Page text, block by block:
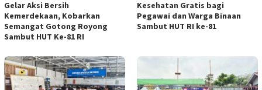
Gelar Aksi Bersih
Kemerdekaan, Kobarkan
Semangat Gotong Royong
Sambut HUT Ke-81 RI
Kesehatan Gratis bagi
Pegawai dan Warga Binaan
Sambut HUT RI ke-81